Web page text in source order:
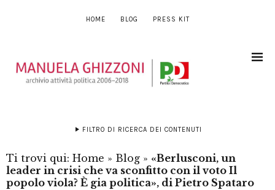
HOME BLOG PRESS KIT
FILTRO DI RICERCA DEI CONTENUTI
Ti trovi qui: Home » Blog » «Berlusconi, un
leader in crisi che va sconfitto con il voto Il
popolo viola? È gia politica», di Pietro Spataro